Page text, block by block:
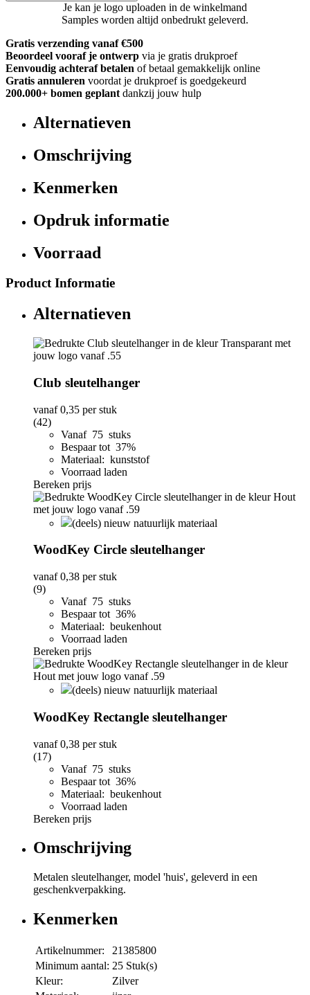
Je kan je logo uploaden in de winkelmand
Samples worden altijd onbedrukt geleverd.
Gratis verzending vanaf €500
Beoordeel vooraf je ontwerp via je gratis drukproef
Eenvoudig achteraf betalen of betaal gemakkelijk online
Gratis annuleren voordat je drukproef is goedgekeurd
200.000+ bomen geplant dankzij jouw hulp
Alternatieven
Omschrijving
Kenmerken
Opdruk informatie
Voorraad
Product Informatie
Alternatieven
Club sleutelhanger
vanaf0,35 per stuk
(42)
Vanaf 75 stuks
Bespaar tot 37%
Materiaal: kunststof
Voorraad laden
Bereken prijs
(deels) nieuw natuurlijk materiaal
WoodKey Circle sleutelhanger
vanaf0,38 per stuk
(9)
Vanaf 75 stuks
Bespaar tot 36%
Materiaal: beukenhout
Voorraad laden
Bereken prijs
(deels) nieuw natuurlijk materiaal
WoodKey Rectangle sleutelhanger
vanaf0,38 per stuk
(17)
Vanaf 75 stuks
Bespaar tot 36%
Materiaal: beukenhout
Voorraad laden
Bereken prijs
Omschrijving
Metalen sleutelhanger, model 'huis', geleverd in een
geschenkverpakking.
Kenmerken
Artikelnummer:
21385800
Minimum aantal: 25 Stuk(s)
Kleur:
Zilver